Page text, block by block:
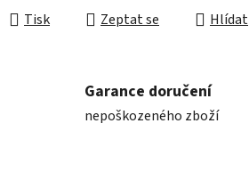
Tisk Zeptat se Hlídat
Garance doručení
nepoškozeného zboží